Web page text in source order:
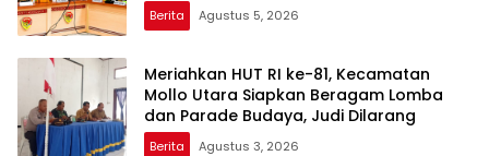
Berita Agustus 5, 2026
Meriahkan HUT RI ke-81, Kecamatan
Mollo Utara Siapkan Beragam Lomba
dan Parade Budaya, Judi Dilarang
Berita Agustus 3, 2026